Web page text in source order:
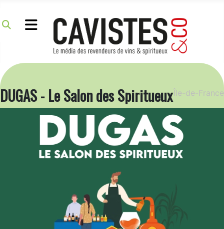
DUGAS - Le Salon des Spiritueux Île-de-France